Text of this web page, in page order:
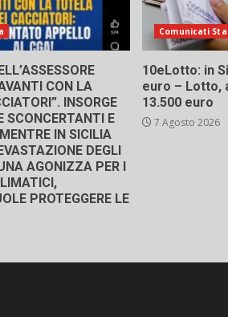
CON LA
INSORGE
SCONCERTANTI E
IN SICILIA
DEGLI
AGONIZZA PER I
PROTEGGERE LE
Comunicati
10eLotto: in
euro – Lotto,
13.500 euro
7 Agosto 2026